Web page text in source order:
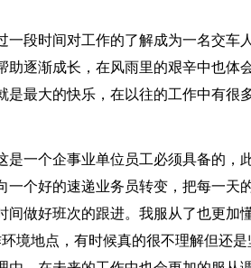
一段时间对工作的了解成为一名交车
逐渐成长，在风雨里的艰辛中也体
最大的快乐，在以往的工作中有很
一个企事业单位员工必须具备的，
个好的速递业务员转变，把每一天
做好班次的跟进。我服从了也更加
境地点，有时候真的很不理解但还是